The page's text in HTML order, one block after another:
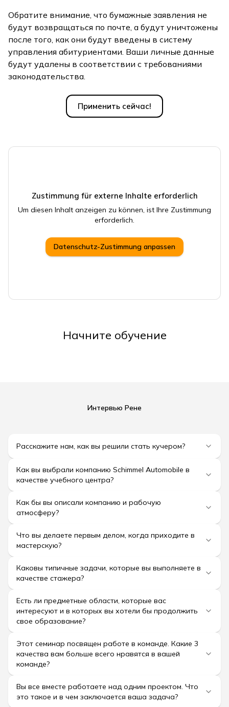
Обратите внимание, что бумажные заявления не
будут возвращаться по почте, а будут уничтожены
после того, как они будут введены в систему
управления абитуриентами. Ваши личные данные
будут удалены в соответствии с требованиями
законодательства.
Применить сейчас!
Zustimmung für externe Inhalte erforderlich
Um diesen Inhalt anzeigen zu können, ist Ihre Zustimmung
erforderlich.
Datenschutz-Zustimmung anpassen
Начните обучение
Интервью Рене
Расскажите нам, как вы решили стать кучером?
Как вы выбрали компанию Schimmel Automobile в
качестве учебного центра?
Как бы вы описали компанию и рабочую
атмосферу?
Что вы делаете первым делом, когда приходите в
мастерскую?
Каковы типичные задачи, которые вы выполняете в
качестве стажера?
Есть ли предметные области, которые вас
интересуют и в которых вы хотели бы продолжить
свое образование?
Этот семинар посвящен работе в команде. Какие 3
качества вам больше всего нравятся в вашей
команде?
Вы все вместе работаете над одним проектом. Что
это такое и в чем заключается ваша задача?